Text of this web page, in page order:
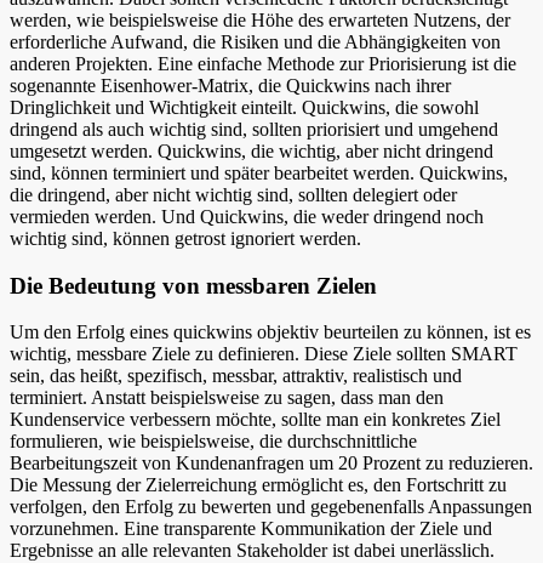
werden, wie beispielsweise die Höhe des erwarteten Nutzens, der
erforderliche Aufwand, die Risiken und die Abhängigkeiten von
anderen Projekten. Eine einfache Methode zur Priorisierung ist die
sogenannte Eisenhower-Matrix, die Quickwins nach ihrer
Dringlichkeit und Wichtigkeit einteilt. Quickwins, die sowohl
dringend als auch wichtig sind, sollten priorisiert und umgehend
umgesetzt werden. Quickwins, die wichtig, aber nicht dringend
sind, können terminiert und später bearbeitet werden. Quickwins,
die dringend, aber nicht wichtig sind, sollten delegiert oder
vermieden werden. Und Quickwins, die weder dringend noch
wichtig sind, können getrost ignoriert werden.
Die Bedeutung von messbaren Zielen
Um den Erfolg eines quickwins objektiv beurteilen zu können, ist es
wichtig, messbare Ziele zu definieren. Diese Ziele sollten SMART
sein, das heißt, spezifisch, messbar, attraktiv, realistisch und
terminiert. Anstatt beispielsweise zu sagen, dass man den
Kundenservice verbessern möchte, sollte man ein konkretes Ziel
formulieren, wie beispielsweise, die durchschnittliche
Bearbeitungszeit von Kundenanfragen um 20 Prozent zu reduzieren.
Die Messung der Zielerreichung ermöglicht es, den Fortschritt zu
verfolgen, den Erfolg zu bewerten und gegebenenfalls Anpassungen
vorzunehmen. Eine transparente Kommunikation der Ziele und
Ergebnisse an alle relevanten Stakeholder ist dabei unerlässlich.